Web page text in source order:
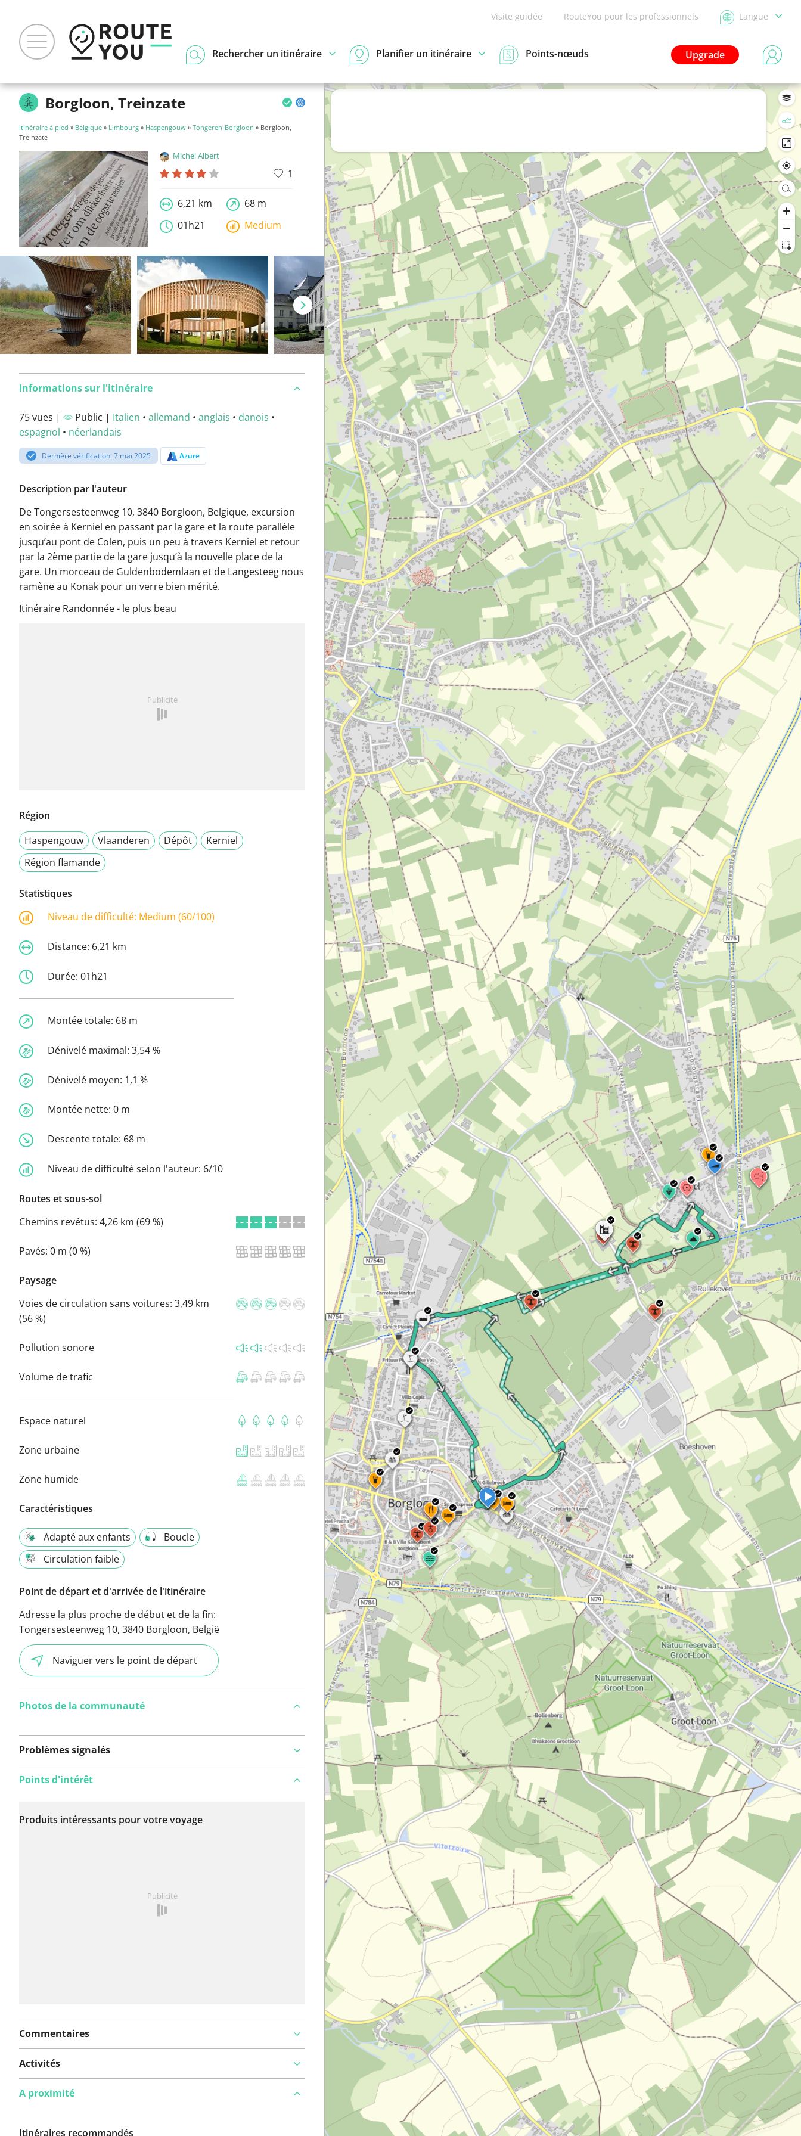
Visite guidée RouteYou pour les professionnels Langue
Upgrade
Rechercher un itinéraire Planifier un itinéraire Points-nœuds
Borgloon, Treinzate
Itinéraire à pied » Belgique » Limbourg » Haspengouw » Tongeren-Borgloon » Borgloon,
Treinzate
Michel Albert
1
6,21 km
68 m
01h21
Medium
Informations sur l'itinéraire
75 vues | Public | Italien • allemand • anglais • danois •
espagnol • néerlandais
Dernière vérification: 7 mai 2025 Azure
Description par l'auteur
De Tongersesteenweg 10, 3840 Borgloon, Belgique, excursion
en soirée à Kerniel en passant par la gare et la route parallèle
jusqu’au pont de Colen, puis un peu à travers Kerniel et retour
par la 2ème partie de la gare jusqu’à la nouvelle place de la
gare. Un morceau de Guldenbodemlaan et de Langesteeg nous
ramène au Konak pour un verre bien mérité.
Itinéraire Randonnée - le plus beau
Publicité
Région
Haspengouw
Vlaanderen Dépôt
Kerniel
Région flamande
Statistiques
Niveau de difficulté: Medium (60/100)
Distance: 6,21 km
Durée: 01h21
Montée totale: 68 m
Dénivelé maximal: 3,54 %
Dénivelé moyen: 1,1 %
Montée nette: 0 m
Descente totale: 68 m
Niveau de difficulté selon l'auteur: 6/10
Routes et sous-sol
Chemins revêtus: 4,26 km (69 %)
Pavés: 0 m (0 %)
Paysage
Voies de circulation sans voitures: 3,49 km
(56 %)
Pollution sonore
Volume de trafic
Espace naturel
Zone urbaine
Zone humide
Caractéristiques
Adapté aux enfants
Boucle
Circulation faible
Point de départ et d'arrivée de l'itinéraire
Adresse la plus proche de début et de la fin:
Tongersesteenweg 10, 3840 Borgloon, België
Naviguer vers le point de départ
Photos de la communauté
Problèmes signalés
encore été signalé sur
Points d'intérêt
Produits intéressants pour votre voyage
Publicité
Commentaires
Activités
A proximité
Itinéraires recommandés